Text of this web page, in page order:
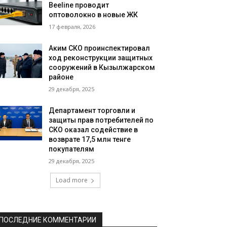
Beeline проводит
оптоволокно в новые ЖК
17 февраля, 2026
Аким СКО проинспектировал
ход реконструкции защитных
сооружений в Кызылжарском
районе
29 декабря, 2025
Департамент торговли и
защиты прав потребителей по
СКО оказал содействие в
возврате 17,5 млн тенге
покупателям
29 декабря, 2025
Load more
КОММЕНТАРИИ